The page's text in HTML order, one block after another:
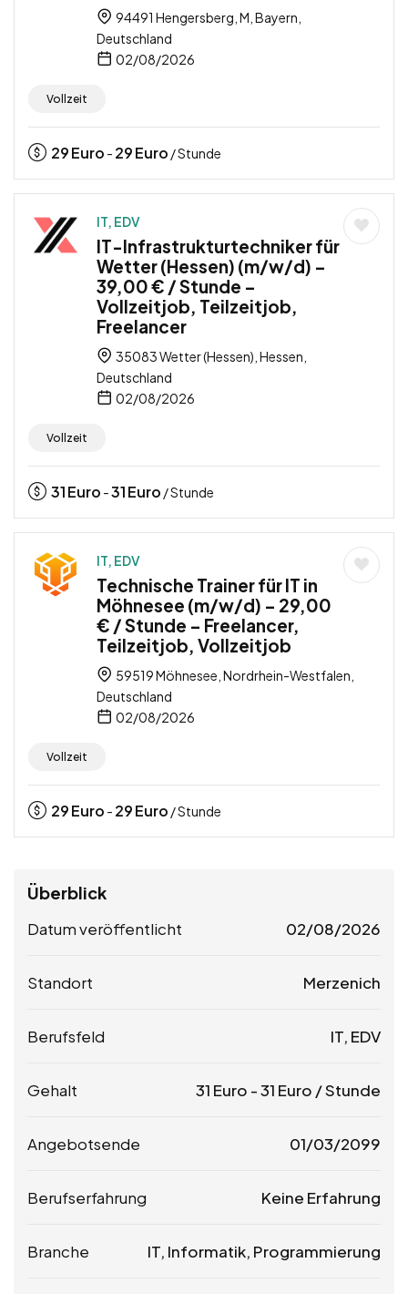
94491 Hengersberg, M, Bayern,
Deutschland
02/08/2026
Vollzeit
29Euro - 29Euro / Stunde
IT, EDV
IT-Infrastrukturtechniker für
Wetter (Hessen) (m/w/d) –
39,00 € / Stunde –
Vollzeitjob, Teilzeitjob,
Freelancer
35083 Wetter (Hessen), Hessen,
Deutschland
02/08/2026
Vollzeit
31Euro -31Euro / Stunde
IT, EDV
Technische Trainer für IT in
Möhnesee (m/w/d) – 29,00
€ / Stunde – Freelancer,
Teilzeitjob, Vollzeitjob
59519 Möhnesee, Nordrhein-Westfalen,
Deutschland
02/08/2026
Vollzeit
29Euro - 29Euro / Stunde
Überblick
Datum veröffentlicht 02/08/2026
Standort Merzenich
Berufsfeld IT, EDV
Gehalt 31 Euro -31 Euro / Stunde
Angebotsende 01/03/2099
Berufserfahrung Keine Erfahrung
Branche IT, Informatik, Programmierung